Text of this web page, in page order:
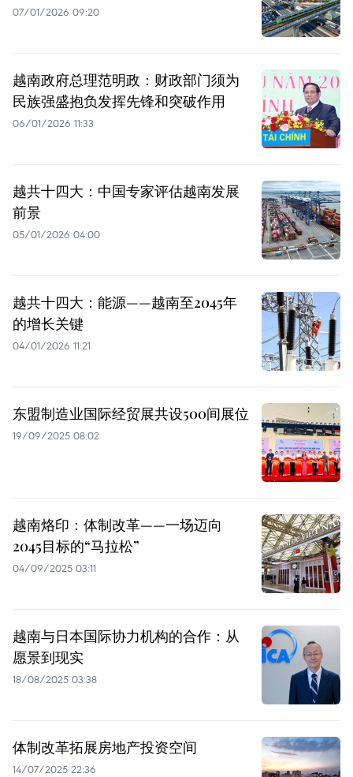
07/01/2026 09:20
越南政府总理范明政：财政部门须为
民族强盛抱负发挥先锋和突破作用
06/01/2026 11:33
越共十四大：中国专家评估越南发展
前景
05/01/2026 04:00
越共十四大：能源——越南至2045年
的增长关键
04/01/2026 11:21
东盟制造业国际经贸展共设500间展位
19/09/2025 08:02
越南烙印：体制改革——一场迈向
2045目标的“马拉松”
04/09/2025 03:11
越南与日本国际协力机构的合作：从
愿景到现实
18/08/2025 03:38
体制改革拓展房地产投资空间
14/07/2025 22:36